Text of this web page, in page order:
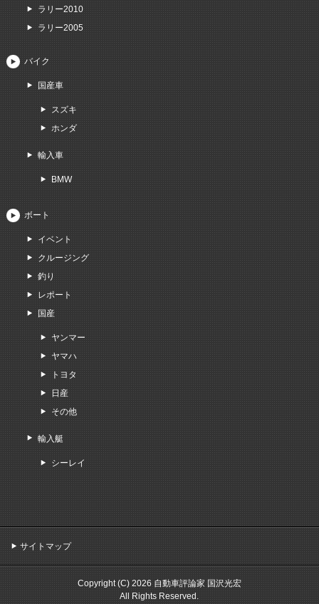
ラリー2010
ラリー2005
バイク
国産車
スズキ
ホンダ
輸入車
BMW
ボート
イベント
クルージング
釣り
レポート
国産
ヤンマー
ヤマハ
トヨタ
日産
その他
輸入艇
シーレイ
サイトマップ
Copyright (C) 2026 自動車評論家 国沢光宏
All Rights Reserved.